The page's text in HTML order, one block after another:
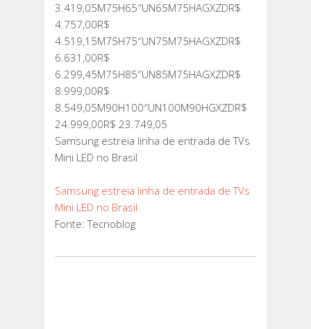
3.419,05M75H65″UN65M75HAGXZDR$
4.757,00R$
4.519,15M75H75″UN75M75HAGXZDR$
6.631,00R$
6.299,45M75H85″UN85M75HAGXZDR$
8.999,00R$
8.549,05M90H100″UN100M90HGXZDR$
24.999,00R$ 23.749,05
Samsung estreia linha de entrada de TVs
Mini LED no Brasil
Samsung estreia linha de entrada de TVs
Mini LED no Brasil
Fonte: Tecnoblog